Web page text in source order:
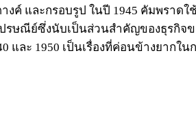
ค์ และกรอบรูป ในปี 1945 คัมพรา
ษณีย์ซึ่งนับเป็นส่วนสำคัญของธุรกิจ
ละ 1950 เป็นเรื่องที่ค่อนข้างยากใน